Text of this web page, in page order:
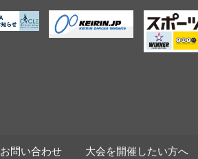
お問い合わせ 大会を開催したい方へ